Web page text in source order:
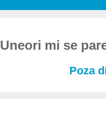
Uneori mi se
Poza